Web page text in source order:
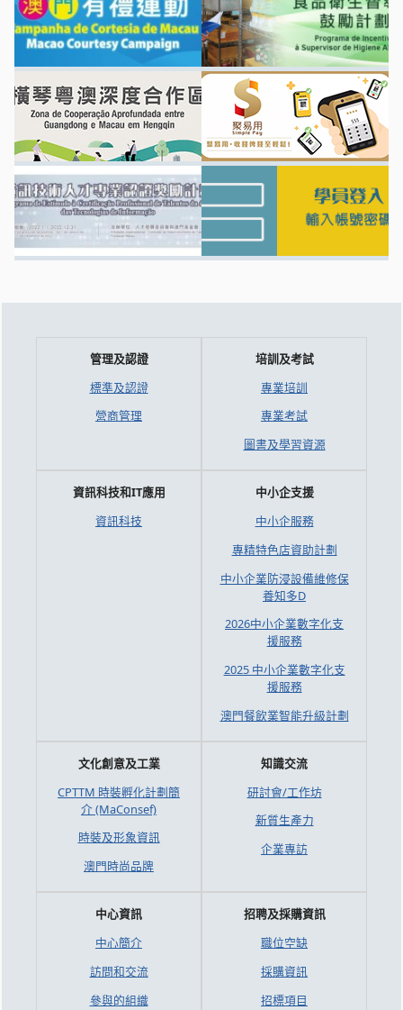
管理及認證
標準及認證
營商管理
培訓及考試
專業培訓
專業考試
圖書及學習資源
資訊科技和IT應用
資訊科技
中小企支援
中小企服務
專精特色店資助計劃
中小企業防浸設備維修保
養知多D
2026中小企業數字化支
援服務
2025 中小企業數字化支
援服務
澳門餐飲業智能升級計劃
文化創意及工業
CPTTM 時裝孵化計劃簡
介 (MaConsef)
時裝及形象資訊
澳門時尚品牌
知識交流
研討會/工作坊
新質生產力
企業專訪
中心資訊
中心簡介
訪問和交流
參與的組織
招聘及採購資訊
職位空缺
採購資訊
招標項目